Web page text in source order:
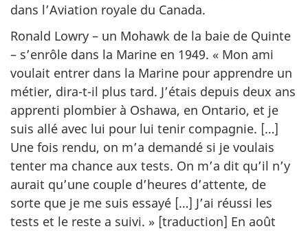
dans l’Aviation royale du Canada.
Ronald Lowry – un Mohawk de la baie de Quinte
– s’enrôle dans la Marine en 1949. « Mon ami
voulait entrer dans la Marine pour apprendre un
métier, dira-t-il plus tard. J’étais depuis deux ans
apprenti plombier à Oshawa, en Ontario, et je
suis allé avec lui pour lui tenir compagnie. […]
Une fois rendu, on m’a demandé si je voulais
tenter ma chance aux tests. On m’a dit qu’il n’y
aurait qu’une couple d’heures d’attente, de
sorte que je me suis essayé […] J’ai réussi les
tests et le reste a suivi. » [traduction] En août